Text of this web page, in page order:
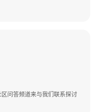
问答频道来与我们联系探讨